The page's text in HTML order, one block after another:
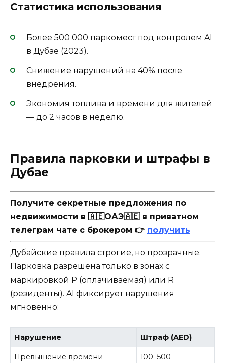
Статистика использования
Более 500 000 паркомест под контролем AI
в Дубае (2023).
Снижение нарушений на 40% после
внедрения.
Экономия топлива и времени для жителей
— до 2 часов в неделю.
Правила парковки и штрафы в
Дубае
Получите секретные предложения по
недвижимости в 🇦🇪ОАЭ🇦🇪 в приватном
телеграм чате с брокером 👉 получить
Дубайские правила строгие, но прозрачные.
Парковка разрешена только в зонах с
маркировкой P (оплачиваемая) или R
(резиденты). AI фиксирует нарушения
мгновенно:
Нарушение Штраф (AED)
Превышение времени 100–500